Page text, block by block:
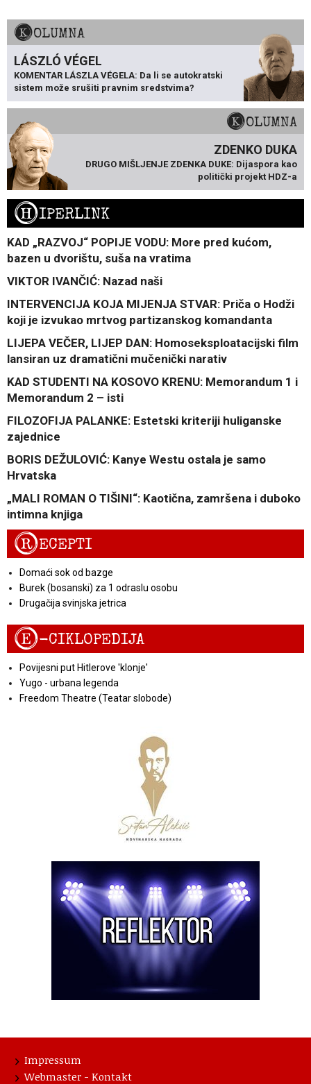
KOLUMNA
LÁSZLÓ VÉGEL
KOMENTAR LÁSZLA VÉGELA: Da li se autokratski
sistem može srušiti pravnim sredstvima?
KOLUMNA
ZDENKO DUKA
DRUGO MIŠLJENJE ZDENKA DUKE: Dijaspora kao
politički projekt HDZ-a
HIPERLINK
KAD „RAZVOJ“ POPIJE VODU: More pred kućom,
bazen u dvorištu, suša na vratima
VIKTOR IVANČIĆ: Nazad naši
INTERVENCIJA KOJA MIJENJA STVAR: Priča o Hodži
koji je izvukao mrtvog partizanskog komandanta
LIJEPA VEČER, LIJEP DAN: Homoseksploatacijski film
lansiran uz dramatični mučenički narativ
KAD STUDENTI NA KOSOVO KRENU: Memorandum 1 i
Memorandum 2 – isti
FILOZOFIJA PALANKE: Estetski kriteriji huliganske
zajednice
BORIS DEŽULOVIĆ: Kanye Westu ostala je samo
Hrvatska
„MALI ROMAN O TIŠINI“: Kaotična, zamršena i duboko
intimna knjiga
RECEPTI
Domaći sok od bazge
Burek (bosanski) za 1 odraslu osobu
Drugačija svinjska jetrica
E-CIKLOPEDIJA
Povijesni put Hitlerove 'klonje'
Yugo - urbana legenda
Freedom Theatre (Teatar slobode)
Impressum
Webmaster - Kontakt